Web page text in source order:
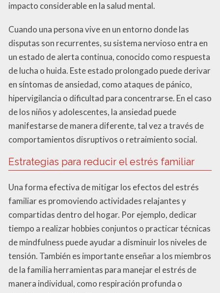
impacto considerable en la salud mental.
Cuando una persona vive en un entorno donde las
disputas son recurrentes, su sistema nervioso entra en
un estado de alerta continua, conocido como respuesta
de lucha o huida. Este estado prolongado puede derivar
en síntomas de ansiedad, como ataques de pánico,
hipervigilancia o dificultad para concentrarse. En el caso
de los niños y adolescentes, la ansiedad puede
manifestarse de manera diferente, tal vez a través de
comportamientos disruptivos o retraimiento social.
Estrategias para reducir el estrés familiar
Una forma efectiva de mitigar los efectos del estrés
familiar es promoviendo actividades relajantes y
compartidas dentro del hogar. Por ejemplo, dedicar
tiempo a realizar hobbies conjuntos o practicar técnicas
de mindfulness puede ayudar a disminuir los niveles de
tensión. También es importante enseñar a los miembros
de la familia herramientas para manejar el estrés de
manera individual, como respiración profunda o